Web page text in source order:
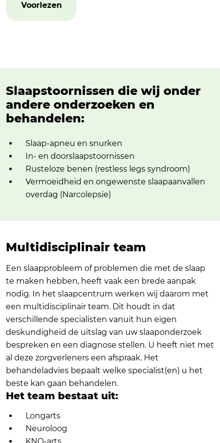
Voorlezen
Slaapstoornissen die wij onder
andere onderzoeken en
behandelen:
Slaap-apneu en snurken
In- en doorslaapstoornissen
Rusteloze benen (restless legs syndroom)
Vermoeidheid en ongewenste slaapaanvallen
overdag (Narcolepsie)
Multidisciplinair team
Een slaapprobleem of problemen die met de slaap
te maken hebben, heeft vaak een brede aanpak
nodig. In het slaapcentrum werken wij daarom met
een multidisciplinair team. Dit houdt in dat
verschillende specialisten vanuit hun eigen
deskundigheid de uitslag van uw slaaponderzoek
bespreken en een diagnose stellen. U heeft niet met
al deze zorgverleners een afspraak. Het
behandeladvies bepaalt welke specialist(en) u het
beste kan gaan behandelen.
Het team bestaat uit:
Longarts
Neuroloog